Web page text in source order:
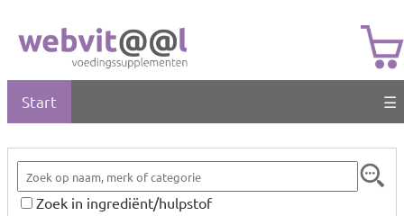
Start ☰
Zoek in ingrediënt/hulpstof